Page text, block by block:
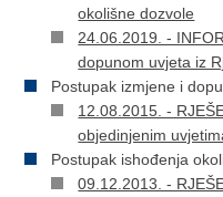
okolišne dozvole
24.06.2019. -
dopunom uvjeta iz
Postupak izmjene i
12.08.2015. -
objedinjenim
Postupak ishođenja
09.12.2013. -